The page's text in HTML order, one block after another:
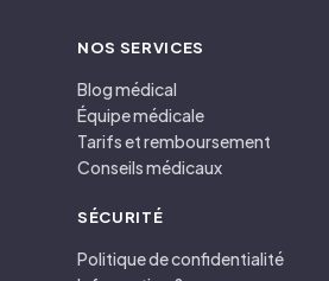
NOS SERVICES
Blog médical
Équipe médicale
Tarifs et remboursement
Conseils médicaux
SÉCURITÉ
Politique de confidentialité